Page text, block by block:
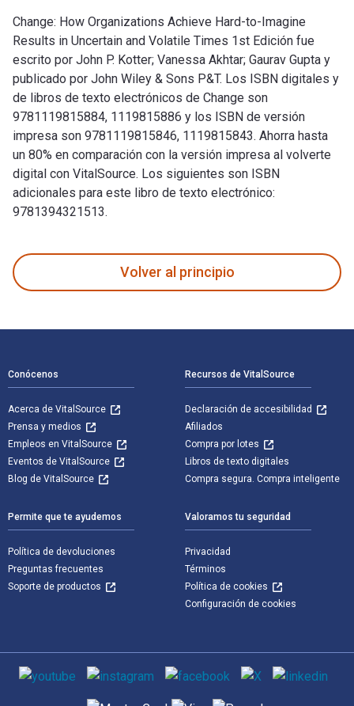
Change: How Organizations Achieve Hard-to-Imagine
Results in Uncertain and Volatile Times 1st Edición fue
escrito por John P. Kotter; Vanessa Akhtar; Gaurav Gupta y
publicado por John Wiley & Sons P&T. Los ISBN digitales y
de libros de texto electrónicos de Change son
9781119815884, 1119815886 y los ISBN de versión
impresa son 9781119815846, 1119815843. Ahorra hasta
un 80% en comparación con la versión impresa al volverte
digital con VitalSource. Los siguientes son ISBN
adicionales para este libro de texto electrónico:
9781394321513.
Volver al principio
Conócenos
Acerca de VitalSource
Prensa y medios
Empleos en VitalSource
Eventos de VitalSource
Blog de VitalSource
Recursos de VitalSource
Declaración de accesibilidad
Afiliados
Compra por lotes
Libros de texto digitales
Compra segura. Compra inteligente
Permite que te ayudemos
Política de devoluciones
Preguntas frecuentes
Soporte de productos
Valoramos tu seguridad
Privacidad
Términos
Política de cookies
Configuración de cookies
Medios de comunicación social